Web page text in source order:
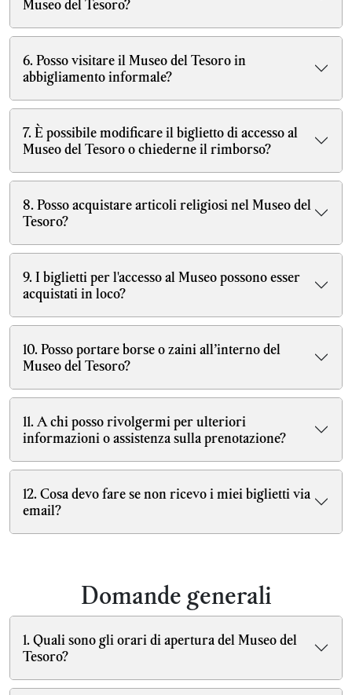
Museo del Tesoro?
6. Posso visitare il Museo del Tesoro in
abbigliamento informale?
7. È possibile modificare il biglietto di accesso al
Museo del Tesoro o chiederne il rimborso?
8. Posso acquistare articoli religiosi nel Museo del
Tesoro?
9. I biglietti per l'accesso al Museo possono esser
acquistati in loco?
10. Posso portare borse o zaini all’interno del
Museo del Tesoro?
11. A chi posso rivolgermi per ulteriori
informazioni o assistenza sulla prenotazione?
12. Cosa devo fare se non ricevo i miei biglietti via
email?
Domande generali
1. Quali sono gli orari di apertura del Museo del
Tesoro?